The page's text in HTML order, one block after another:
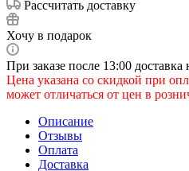
Рассчитать доставку
Хочу в подарок
При заказе после 13:00
Цена указана со скидкой при
может отличаться от цен в
Описание
Отзывы
Оплата
Доставка